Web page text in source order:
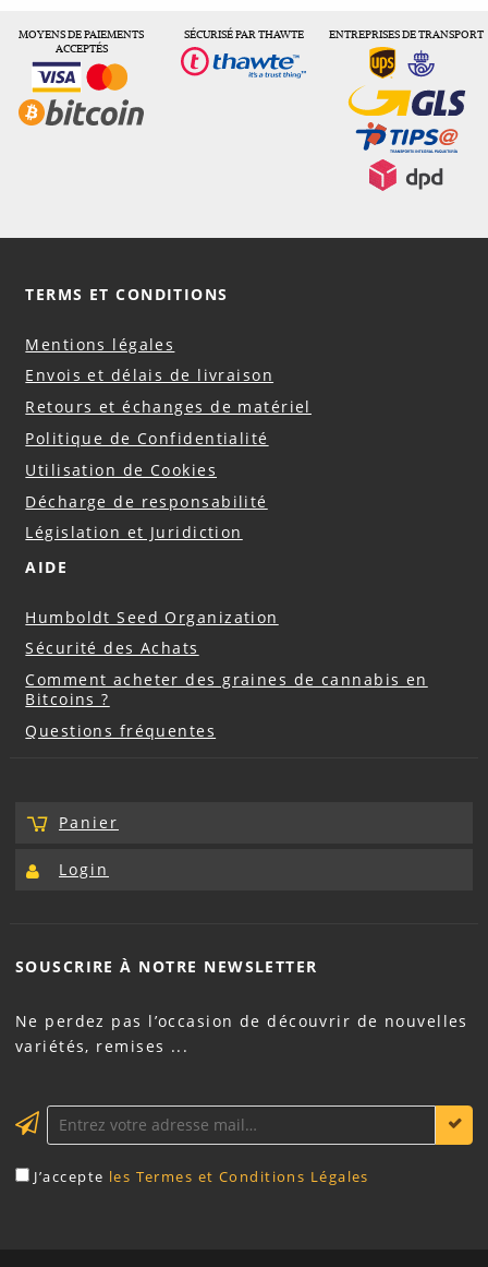
MOYENS DE PAIEMENTS
ACCEPTÉS
SÉCURISÉ PAR THAWTE ENTREPRISES DE TRANSPORT
TERMS ET CONDITIONS
Mentions légales
Envois et délais de livraison
Retours et échanges de matériel
Politique de Confidentialité
Utilisation de Cookies
Décharge de responsabilité
Législation et Juridiction
AIDE
Humboldt Seed Organization
Sécurité des Achats
Comment acheter des graines de cannabis en
Bitcoins ?
Questions fréquentes
Panier
Login
SOUSCRIRE À NOTRE NEWSLETTER
Ne perdez pas l’occasion de découvrir de nouvelles
variétés, remises ...
J’accepte les Termes et Conditions Légales